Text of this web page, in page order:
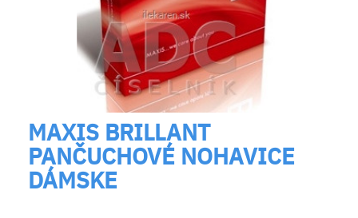
MAXIS BRILLANT
PANČUCHOVÉ NOHAVICE
DÁMSKE